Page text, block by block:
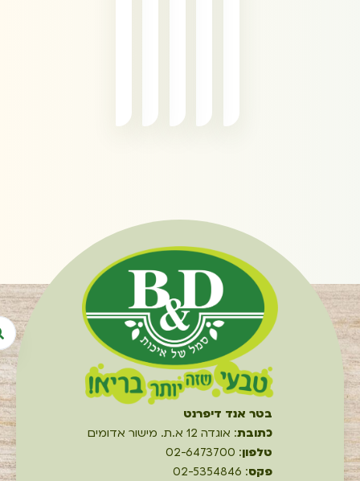
בטר אנד דיפרנט
כתובת: אוגדה 12 א.ת. מישור אדומים
טלפון: 02-6473700
פקס: 02-5354846